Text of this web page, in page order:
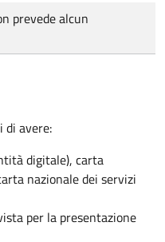
prevede alcun
di avere:
digitale), carta
nazionale dei servizi
per la presentazione